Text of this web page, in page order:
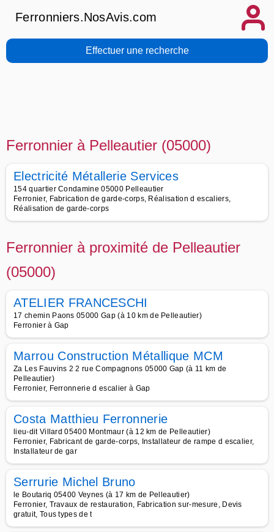
Ferronniers.NosAvis.com
Effectuer une recherche
Ferronnier à Pelleautier (05000)
Electricité Métallerie Services
154 quartier Condamine 05000 Pelleautier
Ferronier, Fabrication de garde-corps, Réalisation d escaliers,
Réalisation de garde-corps
Ferronnier à proximité de Pelleautier
(05000)
ATELIER FRANCESCHI
17 chemin Paons 05000 Gap (à 10 km de Pelleautier)
Ferronier à Gap
Marrou Construction Métallique MCM
Za Les Fauvins 2 2 rue Compagnons 05000 Gap (à 11 km de
Pelleautier)
Ferronier, Ferronnerie d escalier à Gap
Costa Matthieu Ferronnerie
lieu-dit Villard 05400 Montmaur (à 12 km de Pelleautier)
Ferronier, Fabricant de garde-corps, Installateur de rampe d escalier,
Installateur de gar
Serrurie Michel Bruno
le Boutariq 05400 Veynes (à 17 km de Pelleautier)
Ferronier, Travaux de restauration, Fabrication sur-mesure, Devis
gratuit, Tous types de t